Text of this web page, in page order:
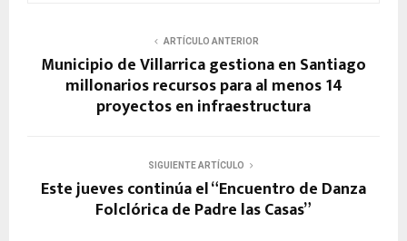
ARTÍCULO ANTERIOR
Municipio de Villarrica gestiona en Santiago
millonarios recursos para al menos 14
proyectos en infraestructura
SIGUIENTE ARTÍCULO
Este jueves continúa el “Encuentro de Danza
Folclórica de Padre las Casas”